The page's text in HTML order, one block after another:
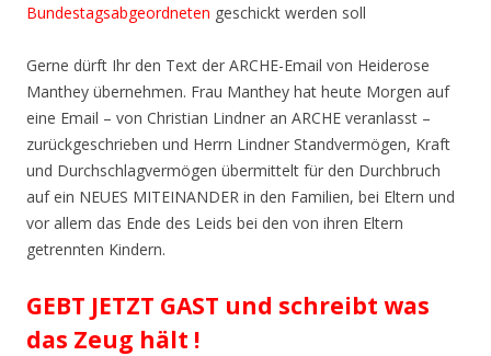
Bundestagsabgeordneten geschickt werden soll
Gerne dürft Ihr den Text der ARCHE-Email von Heiderose
Manthey übernehmen. Frau Manthey hat heute Morgen auf
eine Email – von Christian Lindner an ARCHE veranlasst –
zurückgeschrieben und Herrn Lindner Standvermögen, Kraft
und Durchschlagvermögen übermittelt für den Durchbruch
auf ein NEUES MITEINANDER in den Familien, bei Eltern und
vor allem das Ende des Leids bei den von ihren Eltern
getrennten Kindern.
GEBT JETZT GAST und schreibt was
das Zeug hält !